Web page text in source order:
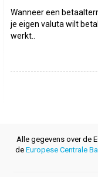
Wanneer een
je eigen valuta wilt
werkt..
Alle gegevens over de
de Europese Centrale